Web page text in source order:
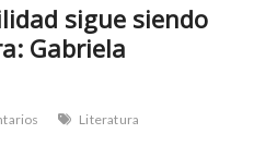
sigue siendo
Gabriela
Literatura